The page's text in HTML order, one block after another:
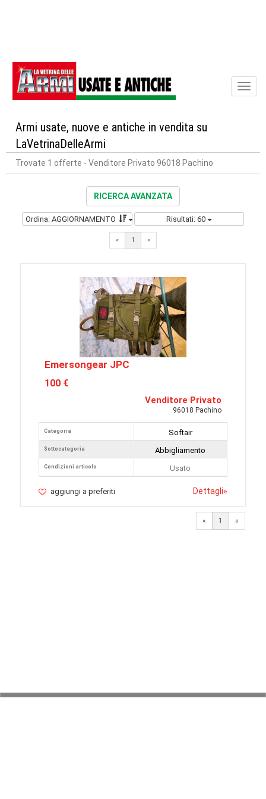
Armi usate, nuove e antiche in vendita su
LaVetrinaDelleArmi
Trovate 1 offerte - Venditore Privato 96018 Pachino
RICERCA AVANZATA
Ordina: AGGIORNAMENTO Risultati: 60
« 1 «
Emersongear JPC
100 €
Venditore Privato
96018 Pachino
Categoria
Sottocategoria
Condizioni articolo
Softair
Abbigliamento
Usato
aggiungi a preferiti Dettagli»
« 1 «